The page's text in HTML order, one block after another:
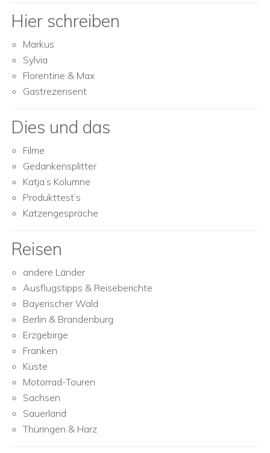
Hier schreiben
Markus
Sylvia
Florentine & Max
Gastrezensent
Dies und das
Filme
Gedankensplitter
Katja’s Kolumne
Produkttest’s
Katzengespräche
Reisen
andere Länder
Ausflugstipps & Reiseberichte
Bayerischer Wald
Berlin & Brandenburg
Erzgebirge
Franken
Küste
Motorrad-Touren
Sachsen
Sauerland
Thüringen & Harz